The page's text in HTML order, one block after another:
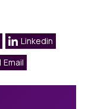
Linkedin
Email